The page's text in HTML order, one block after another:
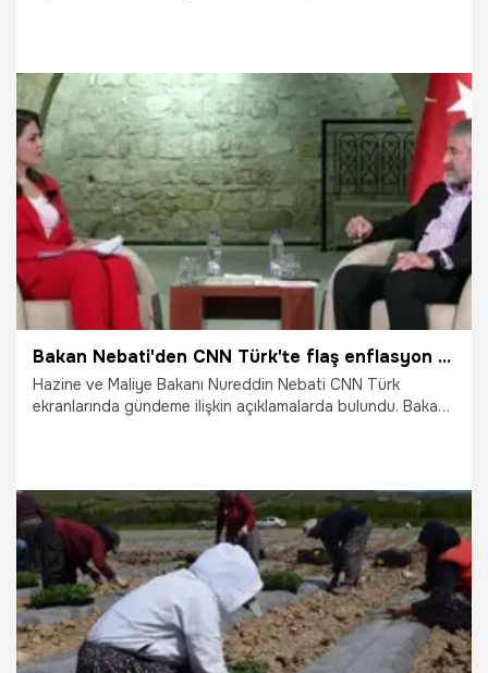
10.05.2023 Ekonomi
Bakan Nebati'den CNN Türk'te flaş enflasyon açıklaması
Hazine ve Maliye Bakanı Nureddin Nebati CNN Türk
ekranlarında gündeme ilişkin açıklamalarda bulundu. Bakan
enflasyon ile ilgili, çok sert olarak değil kademeli olarak
gerçekleştirilmesi gerektiğini söylüyoruz' dedi.
9.05.2023 Ekonomi